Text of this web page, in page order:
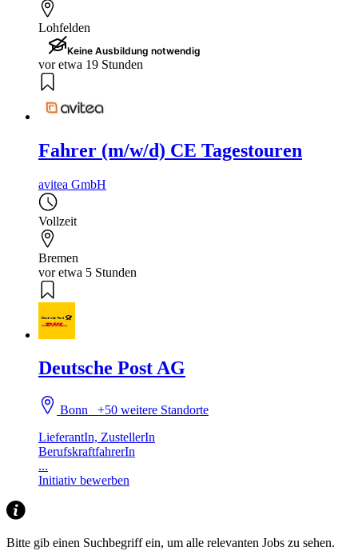
Lohfelden
Keine Ausbildung notwendig
vor etwa 19 Stunden
Fahrer (m/w/d) CE Tagestouren
avitea GmbH
Vollzeit
Bremen
vor etwa 5 Stunden
Deutsche Post AG
Bonn+50 weitere Standorte
LieferantIn, ZustellerIn
BerufskraftfahrerIn
...
Initiativ bewerben
Bitte gib einen Suchbegriff ein, um alle relevanten Jobs zu sehen.